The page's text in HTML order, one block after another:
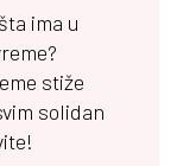
ima u
stiže
solidan